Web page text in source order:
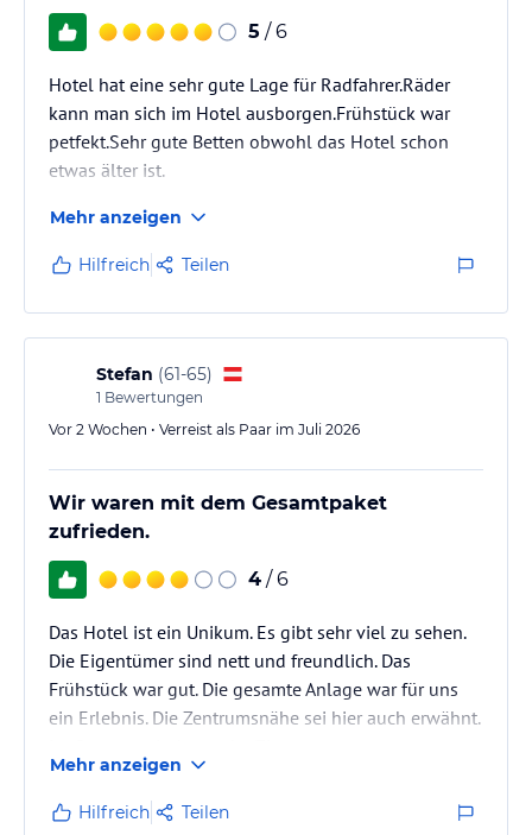
5 / 6
Hotel hat eine sehr gute Lage für Radfahrer.Räder
kann man sich im Hotel ausborgen.Frühstück war
petfekt.Sehr gute Betten obwohl das Hotel schon
etwas älter ist.
Mehr anzeigen
Hilfreich Teilen
Stefan (61-65)
1 Bewertungen
Vor 2 Wochen • Verreist als Paar im Juli 2026
Wir waren mit dem Gesamtpaket
zufrieden.
4 / 6
Das Hotel ist ein Unikum. Es gibt sehr viel zu sehen.
Die Eigentümer sind nett und freundlich. Das
Frühstück war gut. Die gesamte Anlage war für uns
ein Erlebnis. Die Zentrumsnähe sei hier auch erwähnt.
hat es aber nicht gestört.
Mehr anzeigen
Hilfreich Teilen